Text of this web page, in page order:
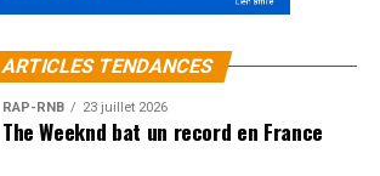
ARTICLES TENDANCES
RAP-RNB 23 juillet 2026
The Weeknd bat un record en France